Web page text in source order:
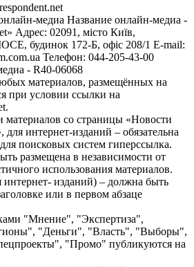
медиа Название онлайн-медиа -
Адрес: 02091, місто Київ,
будинок 172-Б, офіс 208/1 E-mail:
Телефон: 044-205-43-00
- R40-06068
материалов, размещённых на
при условии ссылки на
со страницы «Новости
интернет-изданий – обязательна
поисковых систем гиперссылка.
размещена в независимости от
использования материалов.
интернет- изданий) – должна быть
или в первом абзаце
"Мнение", "Экспертиза",
"Деньги", "Власть", "Выборы",
"Промо" публикуются на